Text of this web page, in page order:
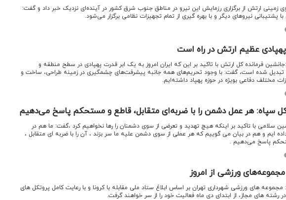
زمینی ارتش از برگزاری رزمایش این نیرو در مناطق جنوب شرق کشور در آینده‌ای نزدیک خبر داد و گفت:
پشتیبانی نیروهای دیگر و با بهره گیری از تمام تجهیزات نظامی برگزار می‌شود.
عظیم ارتش در راه است
:‌جانشین فرمانده کل ارتش با تاکید بر این که ایران امروز به یک ابر قدرت پهپادی در سطح منطقه و
تبدیل شده است، گفت: با وجود تحریم‌های همه جانبه پیشرفت‌های چشمگیری در زمینه طراحی، ساخت و
مختلف دفاعی بویژه در حوزه پهپاد داشته‌ایم.
کل سپاه: هر عمل دشمن را با ضربه‌ای متقابل، قاطع و مستحکم پاسخ می‌دهیم
سلامی با تاکید بر اینکه هیچ تهدید و تعرضی از سوی دشمنان را رها نخواهیم کرد ،گفت: ما هم در
ایم و هم در بیان می گوییم که هر عملی از سوی دشمن علیه ما سر بزند ، آن را با ضربه ای متقابل ،
پاسخ می‌دهیم .
ورزشی از امروز
: مجموعه های ورزشی شهرداری تهران بر اساس ابلاغ ستاد ملی مقابله با کرونا و با رعایت کامل پروتکل های
رشته های مجاز، از ابتدای دی ماه فعالیت خود را از سر خواهند گرفت.